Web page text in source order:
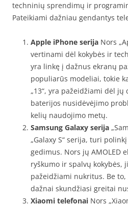
techninių sprendimų ir
Pateikiami dažniau gendantys
Apple iPhone serija Nors
vertinami dėl kokybės ir
yra linkę į dažnus ekranų
populiarūs modeliai, tokie
„13“, yra pažeidžiami dėl
baterijos nusidėvėjimo
kelių naudojimo metų.
Samsung Galaxy serija
„Galaxy S“ serija, turi
gedimus. Nors jų AMOLED
ryškumo ir spalvų kokybės,
pažeidžiami nukritus. Be to,
dažnai skundžiasi greitai
Xiaomi telefonai Nors